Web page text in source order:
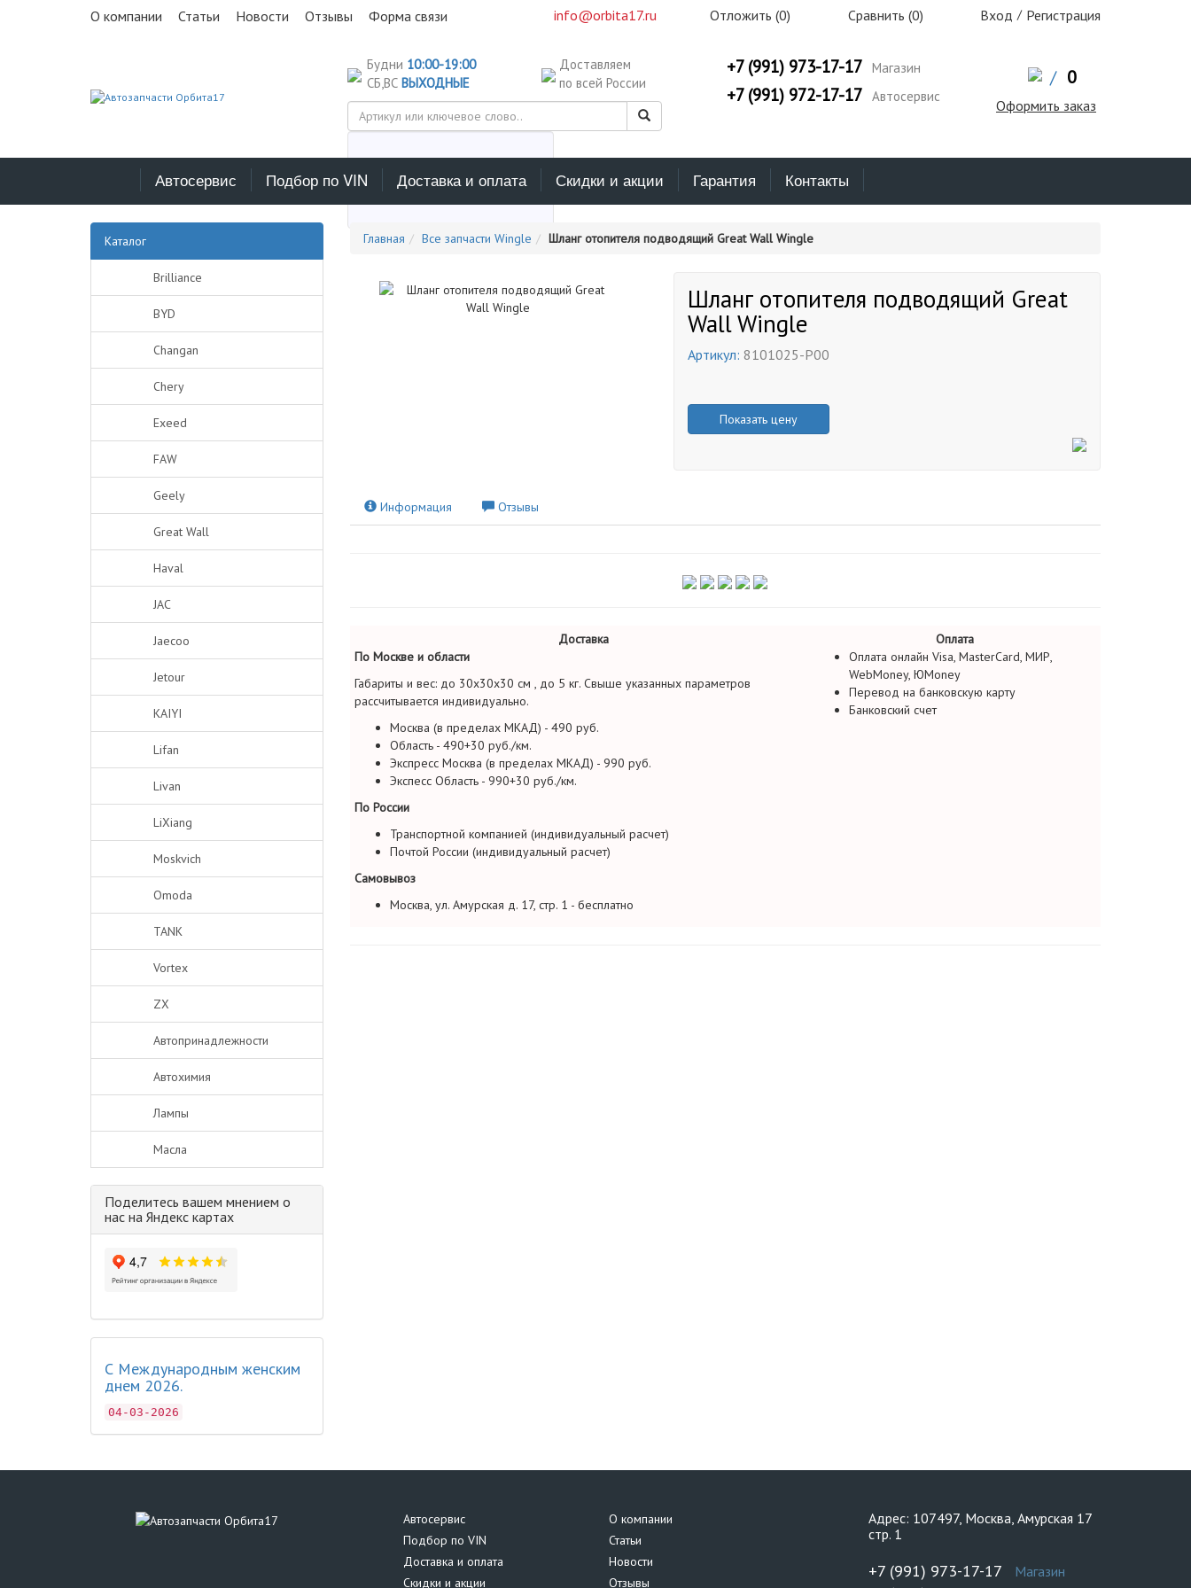
О компании Статьи Новости Отзывы Форма связи info@orbita17.ru Отложить (0) Сравнить (0) Вход / Регистрация
Будни 10:00-19:00
СБ,ВС ВЫХОДНЫЕ
Доставляем
по всей России
Выберите каталог поиска
+7 (991) 973-17-17 Магазин
+7 (991) 972-17-17 Автосервис
/ 0
Оформить заказ
Автосервис Подбор по VIN Доставка и оплата Скидки и акции Гарантия Контакты
Каталог
Brilliance
BYD
Changan
Chery
Exeed
FAW
Geely
Great Wall
Haval
JAC
Jaecoo
Jetour
KAIYI
Lifan
Livan
LiXiang
Moskvich
Omoda
TANK
Vortex
ZX
Автопринадлежности
Автохимия
Лампы
Масла
Поделитесь вашем мнением о
нас на Яндекс картах
С Международным женским
днем 2026.
04-03-2026
Главная Все запчасти Wingle Шланг отопителя подводящий Great Wall Wingle
Шланг отопителя подводящий Great
Wall Wingle
Артикул: 8101025-P00
Показать цену
Информация Отзывы
Доставка
Оплата
По Москве и области
Габариты и вес: до 30х30х30 см , до 5 кг. Свыше указанных параметров
рассчитывается индивидуально.
Москва (в пределах МКАД) - 490 руб.
Область - 490+30 руб./км.
Экспресс Москва (в пределах МКАД) - 990 руб.
Экспесс Область - 990+30 руб./км.
По России
Транспортной компанией (индивидуальный расчет)
Почтой России (индивидуальный расчет)
Самовывоз
Москва, ул. Амурская д. 17, стр. 1 - бесплатно
Оплата онлайн Visa, MasterCard, МИР,
WebMoney, ЮMoney
Перевод на банковскую карту
Банковский счет
Автосервис
Подбор по VIN
Доставка и оплата
Скидки и акции
О компании
Статьи
Новости
Отзывы
Адрес: 107497, Москва, Амурская 17
стр. 1
+7 (991) 973-17-17 Магазин